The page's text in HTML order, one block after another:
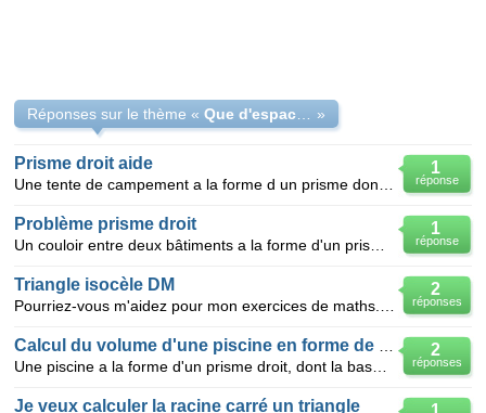
Réponses sur le thème « »
1
réponse
Prisme droit aide
1
réponse
Problème prisme droit
2
réponses
Triangle isocèle DM
2
réponses
Je veux calculer la racine carré un triangle